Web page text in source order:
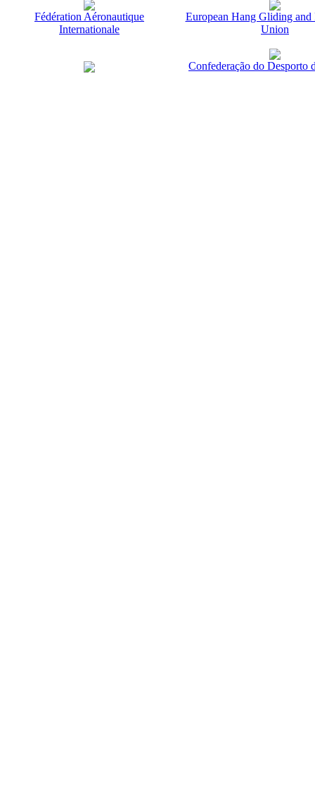
Fédération Aéronautique
Internationale
European Hang Gliding and
Union
Confederação do Desporto